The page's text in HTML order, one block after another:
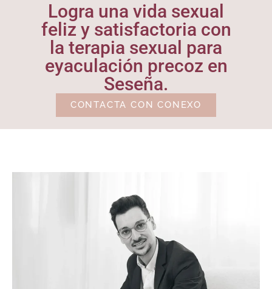
Logra una vida sexual
feliz y satisfactoria con
la terapia sexual para
eyaculación precoz en
Seseña.
CONTACTA CON CONEXO